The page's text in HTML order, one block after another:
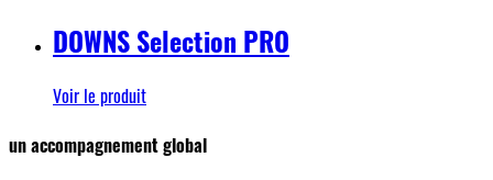
DOWNS Selection PRO
Voir le produit
un accompagnement global